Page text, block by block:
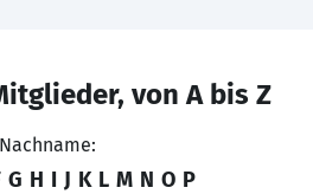
von A bis Z
Nachname:
G H I J K L M N O P